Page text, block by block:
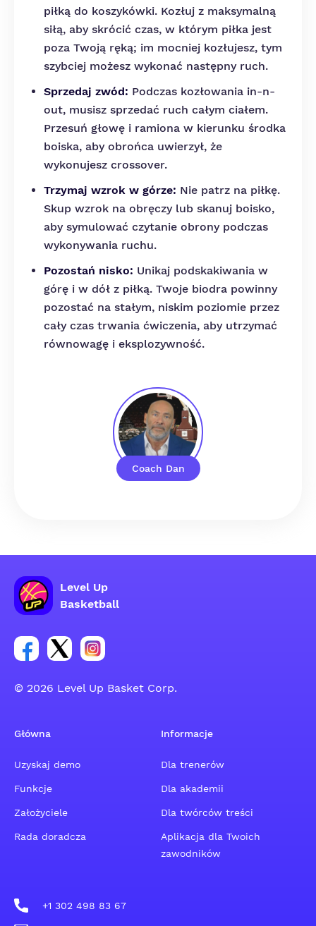
Coach Dan
piłką do koszykówki. Kozłuj z maksymalną
siłą, aby skrócić czas, w którym piłka jest
poza Twoją ręką; im mocniej kozłujesz, tym
szybciej możesz wykonać następny ruch.
Sprzedaj zwód: Podczas kozłowania in-n-
out, musisz sprzedać ruch całym ciałem.
Przesuń głowę i ramiona w kierunku środka
boiska, aby obrońca uwierzył, że
wykonujesz crossover.
Trzymaj wzrok w górze: Nie patrz na piłkę.
Skup wzrok na obręczy lub skanuj boisko,
aby symulować czytanie obrony podczas
wykonywania ruchu.
Pozostań nisko: Unikaj podskakiwania w
górę i w dół z piłką. Twoje biodra powinny
pozostać na stałym, niskim poziomie przez
cały czas trwania ćwiczenia, aby utrzymać
równowagę i eksplozywność.
Level Up
Basketball
Link do grupy społecznościowej na Facebooku
Link do konta na Twitterze grupy
Link do konta na Instagramie grupy
© 2026 Level Up Basket Corp.
Główna
Uzyskaj demo
Funkcje
Założyciele
Rada doradcza
Informacje
Dla trenerów
Dla akademii
Dla twórców treści
Aplikacja dla Twoich
zawodników
+1 302 498 83 67